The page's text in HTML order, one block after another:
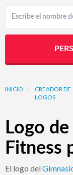
INICIO // CREADOR DE
LOGOS
Logo
Fitness
El logo del